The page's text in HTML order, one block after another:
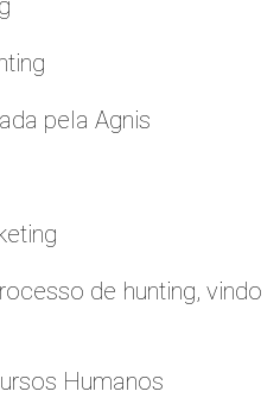
pela Agnis
de hunting, vindo
Humanos